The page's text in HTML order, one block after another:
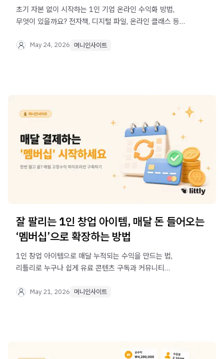
초기 자본 없이 시작하는 1인 기업 온라인 수익화 방법,
무엇이 있을까요? 전자책, 디지털 파일, 온라인 클래스 등
May 24, 2026 머니인사이트
잘 팔리는 1인 창업 아이템, 매달 돈 들어오는
‘멤버십’으로 확장하는 방법
1인 창업 아이템으로 매달 누적되는 수익을 만드는 법,
리틀리로 누구나 쉽게 유료 콘텐츠 구독과 커뮤니티
구축하는 법을 알려드립니다
May 21, 2026 머니인사이트